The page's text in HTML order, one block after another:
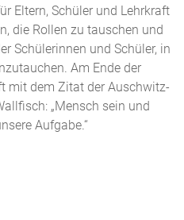
Eltern, Schüler und Lehrkraft
die Rollen zu tauschen und
Schülerinnen und Schüler, in
Am Ende der
mit dem Zitat der Auschwitz-
„Mensch sein und
Aufgabe.“